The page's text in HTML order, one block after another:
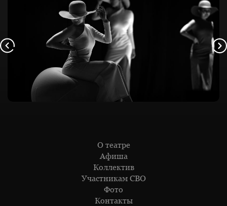
О театре
Афиша
Коллектив
Участникам СВО
Фото
Контакты